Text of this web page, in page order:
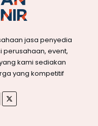
jasa penyedia
perusahaan, event,
kami sediakan
yang kompetitif